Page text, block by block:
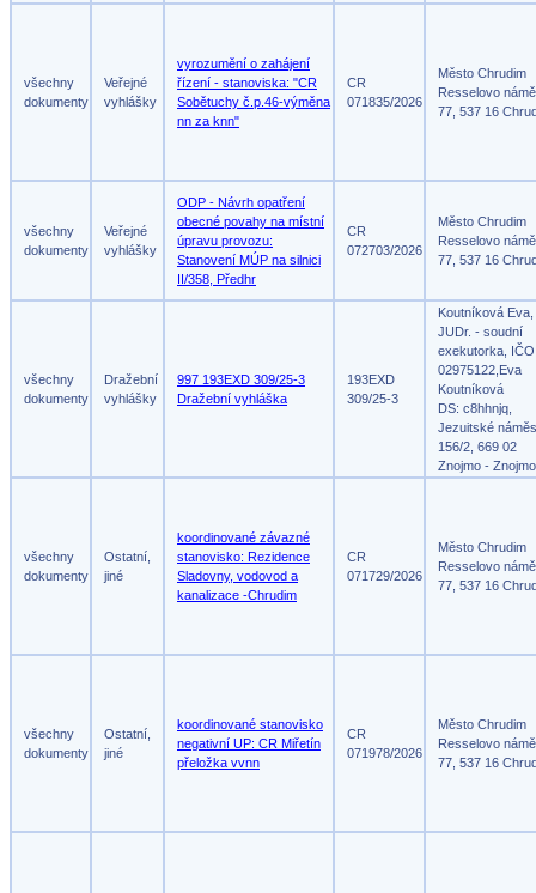
všechny
dokumenty
Veřejné
vyhlášky
vyrozumění o zahájení
řízení - stanoviska: "CR
Sobětuchy č.p.46-výměna
nn za knn"
CR
071835/2026
Město Chrudim
Resselovo
77, 537 16
všechny
dokumenty
Veřejné
vyhlášky
ODP - Návrh opatření
obecné povahy na místní
úpravu provozu:
Stanovení MÚP na silnici
II/358, Předhr
CR
072703/2026
Město Chrudim
Resselovo
77, 537 16
všechny
dokumenty
Dražební
vyhlášky
997 193EXD 309/25-3
Dražební vyhláška
193EXD
309/25-3
Koutníková Eva,
JUDr. - soudní
exekutorka,
02975122,Eva
Koutníková
DS: c8hhnjq,
Jezuitské
156/2, 669 02
Znojmo - Znojmo
všechny
dokumenty
Ostatní,
jiné
koordinované závazné
stanovisko: Rezidence
Sladovny, vodovod a
kanalizace -Chrudim
CR
071729/2026
Město Chrudim
Resselovo
77, 537 16
všechny
dokumenty
Ostatní,
jiné
koordinované stanovisko
negativní UP: CR Miřetín
přeložka vvnn
CR
071978/2026
Město Chrudim
Resselovo
77, 537 16